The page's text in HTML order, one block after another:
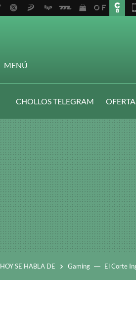
MENÚ
CHOLLOS TELEGRAM
HOY SE HABLA DE Gaming El Corte